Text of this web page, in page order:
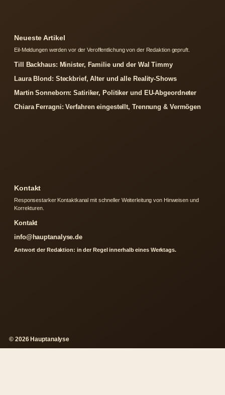
Neueste Artikel
Eil-Meldungen werden vor der Veroffentlichung von der Redaktion gepruft.
Till Backhaus: Minister, Familie und der Wal Timmy
Laura Blond: Steckbrief, Alter und alle Reality-Shows
Martin Sonneborn: Satiriker, Politiker und EU-Abgeordneter
Chiara Ferragni: Verfahren eingestellt, Trennung & Vermögen
Kontakt
Responsestarker Kontaktkanal mit schneller Weiterleitung von Hinweisen und
Korrekturen.
Kontakt
info@hauptanalyse.de
Antwort der Redaktion: in der Regel innerhalb eines Werktags.
© 2026 Hauptanalyse